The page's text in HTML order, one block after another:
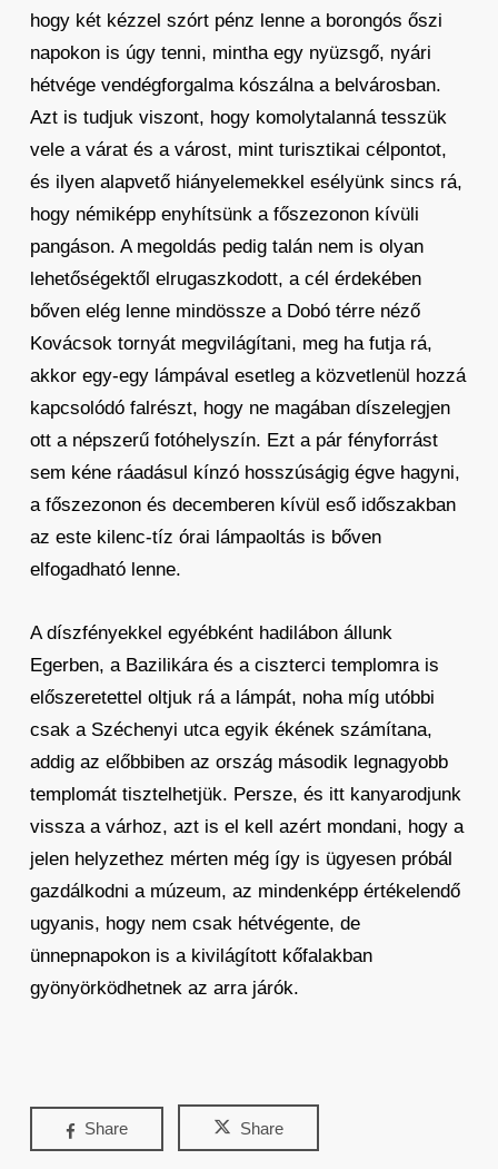
hogy két kézzel szórt pénz lenne a borongós őszi
napokon is úgy tenni, mintha egy nyüzsgő, nyári
hétvége vendégforgalma kószálna a belvárosban.
Azt is tudjuk viszont, hogy komolytalanná tesszük
vele a várat és a várost, mint turisztikai célpontot,
és ilyen alapvető hiányelemekkel esélyünk sincs rá,
hogy némiképp enyhítsünk a főszezonon kívüli
pangáson. A megoldás pedig talán nem is olyan
lehetőségektől elrugaszkodott, a cél érdekében
bőven elég lenne mindössze a Dobó térre néző
Kovácsok tornyát megvilágítani, meg ha futja rá,
akkor egy-egy lámpával esetleg a közvetlenül hozzá
kapcsolódó falrészt, hogy ne magában díszelegjen
ott a népszerű fotóhelyszín. Ezt a pár fényforrást
sem kéne ráadásul kínzó hosszúságig égve hagyni,
a főszezonon és decemberen kívül eső időszakban
az este kilenc-tíz órai lámpaoltás is bőven
elfogadható lenne.
A díszfényekkel egyébként hadilábon állunk
Egerben, a Bazilikára és a ciszterci templomra is
előszeretettel oltjuk rá a lámpát, noha míg utóbbi
csak a Széchenyi utca egyik ékének számítana,
addig az előbbiben az ország második legnagyobb
templomát tisztelhetjük. Persze, és itt kanyarodjunk
vissza a várhoz, azt is el kell azért mondani, hogy a
jelen helyzethez mérten még így is ügyesen próbál
gazdálkodni a múzeum, az mindenképp értékelendő
ugyanis, hogy nem csak hétvégente, de
ünnepnapokon is a kivilágított kőfalakban
gyönyörködhetnek az arra járók.
Share Share